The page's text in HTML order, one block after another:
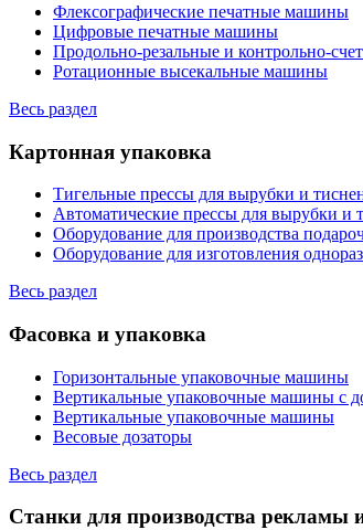
Флексографические печатные машины
Цифровые печатные машины
Продольно-резальные и контрольно-
Ротационные высекальные машины
Весь раздел
Картонная упаковка
Тигельные прессы для вырубки и
Автоматические прессы для вырубки и
Оборудование для производства
Оборудование для изготовления
Весь раздел
Фасовка и упаковка
Горизонтальные упаковочные машины
Вертикальные упаковочные машины с
Вертикальные упаковочные машины
Весовые дозаторы
Весь раздел
Станки для производства рекламы